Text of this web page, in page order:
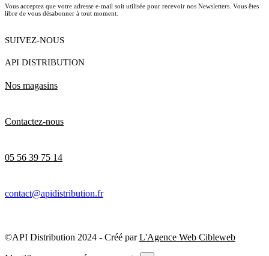
Vous acceptez que votre adresse e-mail soit utilisée pour recevoir nos Newsletters. Vous êtes
libre de vous désabonner à tout moment.
SUIVEZ-NOUS
API DISTRIBUTION
Nos magasins
Contactez-nous
05 56 39 75 14
contact@apidistribution.fr
©API Distribution 2024 - Créé parL'Agence Web Cibleweb